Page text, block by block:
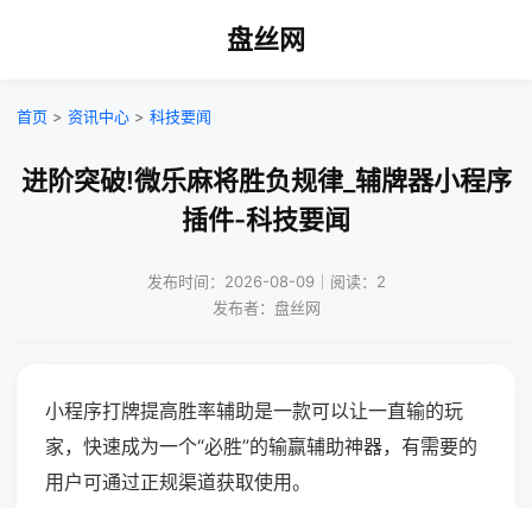
盘丝网
首页 > 资讯中心 > 科技要闻
进阶突破!微乐麻将胜负规律_辅牌器小程序
插件-科技要闻
发布时间：2026-08-09｜阅读：2
发布者：盘丝网
小程序打牌提高胜率辅助是一款可以让一直输的玩
家，快速成为一个“必胜”的输赢辅助神器，有需要的
用户可通过正规渠道获取使用。